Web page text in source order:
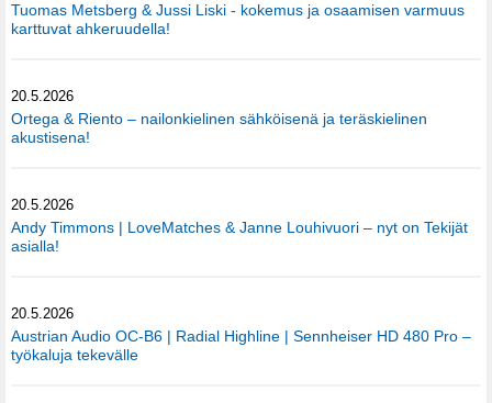
Tuomas Metsberg & Jussi Liski - kokemus ja osaamisen varmuus
karttuvat ahkeruudella!
20.5.2026
Ortega & Riento – nailonkielinen sähköisenä ja teräskielinen
akustisena!
20.5.2026
Andy Timmons | LoveMatches & Janne Louhivuori – nyt on Tekijät
asialla!
20.5.2026
Austrian Audio OC-B6 | Radial Highline | Sennheiser HD 480 Pro –
työkaluja tekevälle